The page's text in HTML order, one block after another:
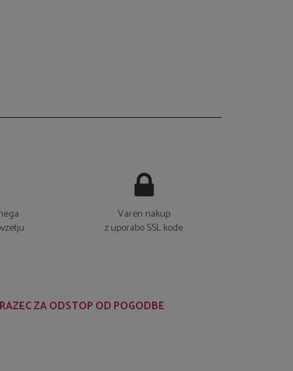
Varen nakup
z uporabo SSL kode
ZA ODSTOP OD POGODBE